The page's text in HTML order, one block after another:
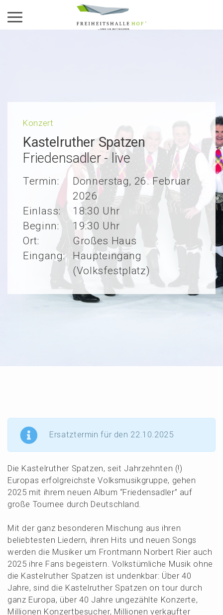
Aktiviere das Menü
Konzert
Kastel­ru­ther Spatzen
Friedensadler - live
Termin:
Donnerstag, 26. Februar
2026
Einlass:
18:30 Uhr
Beginn:
19:30 Uhr
Ort:
Großes Haus
Eingang:
Haupteingang
(Volksfestplatz)
Ersatz­ter­min für den 22.10.2025
Die Kastel­ru­ther Spatzen, seit Jahrzehn­ten (!)
Europas erfolg­reichs­te Volks­mu­sik­grup­pe, gehen
2025 mit ihrem neuen Album “Friedens­ad­ler” auf
große Tournee durch Deutschland.
Mit der ganz beson­de­ren Mischung aus ihren
belieb­tes­ten Liedern, ihren Hits und neuen Songs
werden die Musiker um Front­mann Norbert Rier auch
2025 ihre Fans begeis­tern. Volks­tüm­li­che Musik ohne
die Kastel­ru­ther Spatzen ist undenk­bar: Über 40
Jahre, sind die Kastel­ru­ther Spatzen on tour durch
ganz Europa, über 40 Jahre ungezähl­te Konzer­te,
Millio­nen Konzert­be­su­cher, Millio­nen verkauf­ter